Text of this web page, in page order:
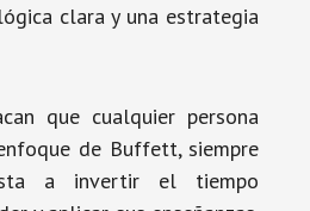
clara y una estrategia
que cualquier persona
de Buffett, siempre
a invertir el tiempo